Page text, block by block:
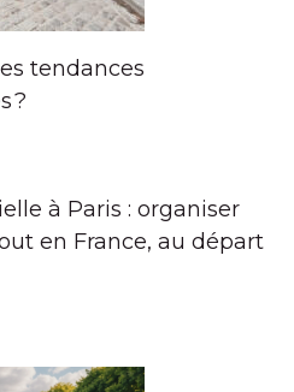
tendances
?
à Paris : organiser
en France, au départ